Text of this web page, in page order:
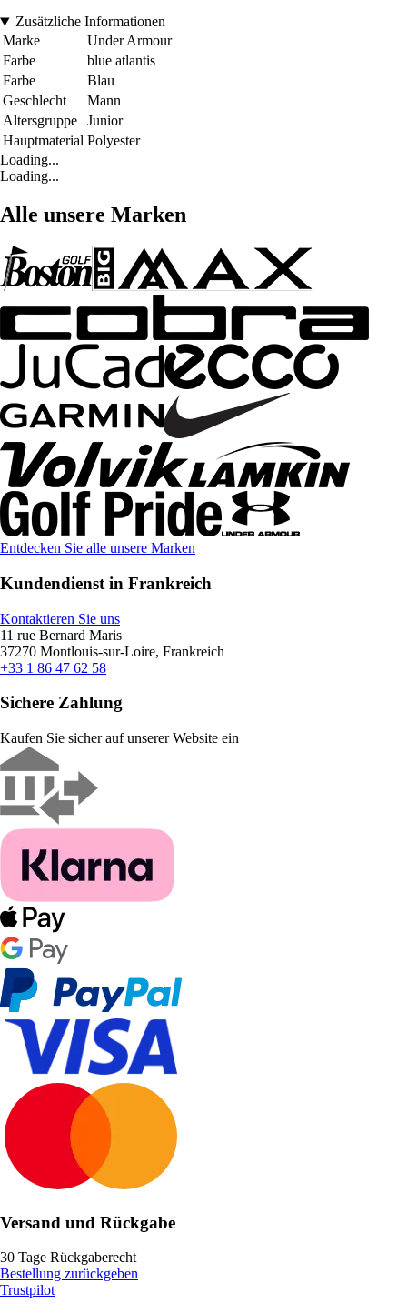
Zusätzliche Informationen
Marke
Under Armour
Farbe
blue atlantis
Farbe
Blau
Geschlecht
Mann
Altersgruppe
Junior
Hauptmaterial Polyester
Loading...
Loading...
Alle unsere Marken
Entdecken Sie alle unsere Marken
Kundendienst in Frankreich
Kontaktieren Sie uns
11 rue Bernard Maris
37270 Montlouis-sur-Loire, Frankreich
+33 1 86 47 62 58
Sichere Zahlung
Kaufen Sie sicher auf unserer Website ein
Versand und Rückgabe
30 Tage Rückgaberecht
Bestellung zurückgeben
Trustpilot